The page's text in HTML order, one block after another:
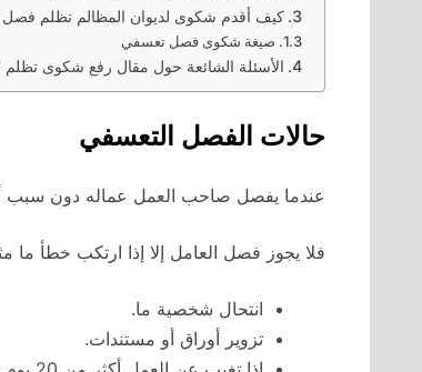
كيف أقدم شكوى لديوان المظالم تظلم
صيغة شكوى فصل تعسفي
الأسئلة الشائعة حول مقال رفع شكوى تظلم
حالات الفصل التعسفي
عندما يفصل صاحب العمل عماله دون سبب
فلا يجوز فصل العامل إلا إذا ارتكب خطأ ما
انتحال شخصية ما.
تزوير أوراق أو مستندات.